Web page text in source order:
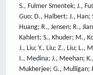
S., Fulmer Smentek; J.,
Guo; D., Halbert; J., Han;
Huang; R., Jensen; R.,
Kahlert; S., Khuder; M.,
J., Liu; Y., Liu; Z., Liu; L.,
I., Medina; J., Meehan;
Mukherjee; G., Mulligan;